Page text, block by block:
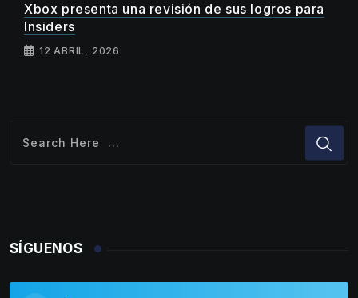
Xbox presenta una revisión de sus logros para
Insiders
12 ABRIL, 2026
SÍGUENOS